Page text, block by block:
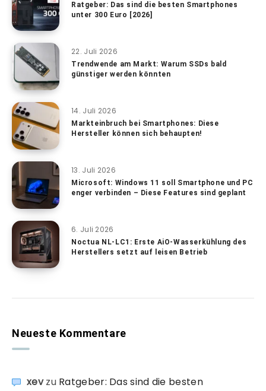
Ratgeber: Das sind die besten Smartphones
unter 300 Euro [2026]
22. Juli 2026
Trendwende am Markt: Warum SSDs bald
günstiger werden könnten
14. Juli 2026
Markteinbruch bei Smartphones: Diese
Hersteller können sich behaupten!
13. Juli 2026
Microsoft: Windows 11 soll Smartphone und PC
enger verbinden – Diese Features sind geplant
6. Juli 2026
Noctua NL-LC1: Erste AiO-Wasserkühlung des
Herstellers setzt auf leisen Betrieb
Neueste Kommentare
xevzu Ratgeber: Das sind die besten